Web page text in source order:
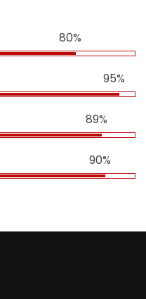
80%
95%
89%
90%